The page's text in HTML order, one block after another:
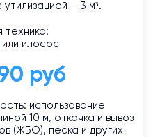
– 3 м³.
техника:
илосос
руб
использование
10 м, откачка и вывоз
(ЖБО), песка и других